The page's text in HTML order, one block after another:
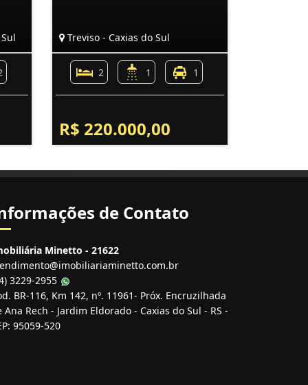
Treviso - Caxias do Sul
2 1 1
R$ 220.000,00
de Contato
Minetto - 21622
3229-2955
BR-116, Km 142, nº. 11961- Próx. Encruzilhada
Ana Rech - Jardim Eldorado - Caxias do Sul - RS -
95059-520